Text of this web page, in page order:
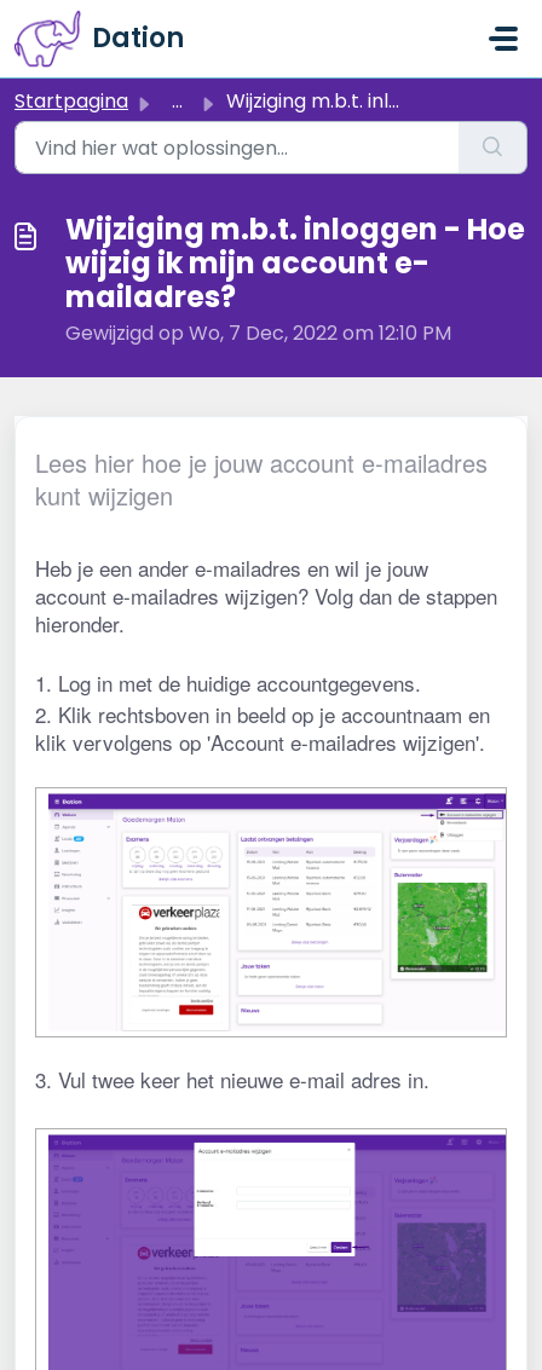
Doorgaan naar hoofdinhoud
Dation
Startpagina ... Wijziging m.b.t. inloggen - Hoe wijzig ik mijn account e-...
Wijziging m.b.t. inloggen - Hoe
wijzig ik mijn account e-
mailadres?
Gewijzigd op Wo, 7 Dec, 2022 om 12:10 PM
Lees hier hoe je jouw account e-mailadres
kunt wijzigen
Heb je een ander e-mailadres en wil je jouw
account e-mailadres wijzigen? Volg dan de stappen
hieronder.
1. Log in met de huidige accountgegevens.
2. Klik rechtsboven in beeld op je accountnaam en
klik vervolgens op 'Account e-mailadres wijzigen'.
3. Vul twee keer het nieuwe e-mail adres in.